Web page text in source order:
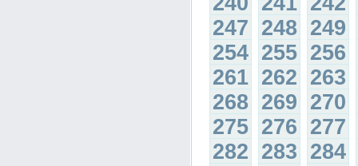
247 248 249
254 255 256
261 262 263
268 269 270
275 276 277
282 283 284